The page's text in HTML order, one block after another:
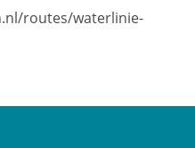
routes/waterlinie-